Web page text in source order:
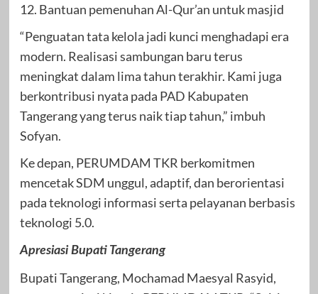
12. Bantuan pemenuhan Al-Qur’an untuk masjid
“Penguatan tata kelola jadi kunci menghadapi era
modern. Realisasi sambungan baru terus
meningkat dalam lima tahun terakhir. Kami juga
berkontribusi nyata pada PAD Kabupaten
Tangerang yang terus naik tiap tahun,” imbuh
Sofyan.
Ke depan, PERUMDAM TKR berkomitmen
mencetak SDM unggul, adaptif, dan berorientasi
pada teknologi informasi serta pelayanan berbasis
teknologi 5.0.
Apresiasi Bupati Tangerang
Bupati Tangerang, Mochamad Maesyal Rasyid,